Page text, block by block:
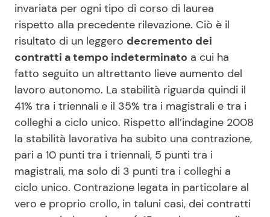
invariata per ogni tipo di corso di laurea
rispetto alla precedente rilevazione. Ciò è il
risultato di un leggero decremento dei
contratti a tempo indeterminato a cui ha
fatto seguito un altrettanto lieve aumento del
lavoro autonomo. La stabilità riguarda quindi il
41% tra i triennali e il 35% tra i magistrali e tra i
colleghi a ciclo unico. Rispetto all’indagine 2008
la stabilità lavorativa ha subito una contrazione,
pari a 10 punti tra i triennali, 5 punti tra i
magistrali, ma solo di 3 punti tra i colleghi a
ciclo unico. Contrazione legata in particolare al
vero e proprio crollo, in taluni casi, dei contratti